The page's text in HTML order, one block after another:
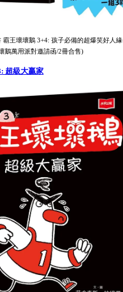
霸王壞壞鵝 3+4: 孩子必備的超爆笑好人
鵝萬用派對邀請函/2冊合售)
超級大贏家